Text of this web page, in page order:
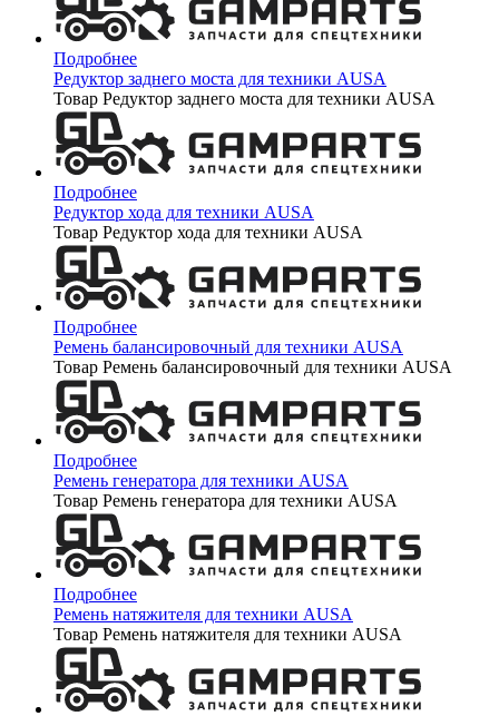
Подробнее
Редуктор заднего моста для техники AUSA
Товар Редуктор заднего моста для техники AUSA
Подробнее
Редуктор хода для техники AUSA
Товар Редуктор хода для техники AUSA
Подробнее
Ремень балансировочный для техники AUSA
Товар Ремень балансировочный для техники AUSA
Подробнее
Ремень генератора для техники AUSA
Товар Ремень генератора для техники AUSA
Подробнее
Ремень натяжителя для техники AUSA
Товар Ремень натяжителя для техники AUSA